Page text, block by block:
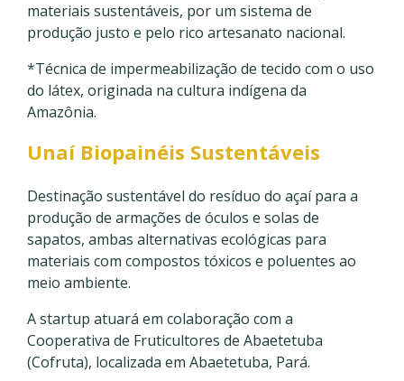
materiais sustentáveis, por um sistema de
produção justo e pelo rico artesanato nacional.
*Técnica de impermeabilização de tecido com o uso
do látex, originada na cultura indígena da
Amazônia.
Unaí Biopainéis Sustentáveis
Destinação sustentável do resíduo do açaí para a
produção de armações de óculos e solas de
sapatos, ambas alternativas ecológicas para
materiais com compostos tóxicos e poluentes ao
meio ambiente.
A startup atuará em colaboração com a
Cooperativa de Fruticultores de Abaetetuba
(Cofruta), localizada em Abaetetuba, Pará.